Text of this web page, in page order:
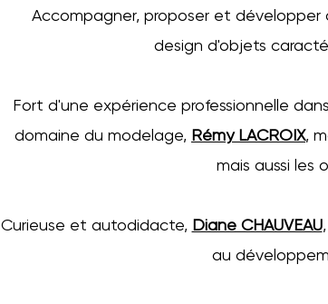
Accompagner, proposer et
design d'objets
Fort d'une expérience professionnelle
domaine du modelage, Rémy LACROIX,
mais aussi les
Curieuse et autodidacte, Diane CHAUVEAU
au